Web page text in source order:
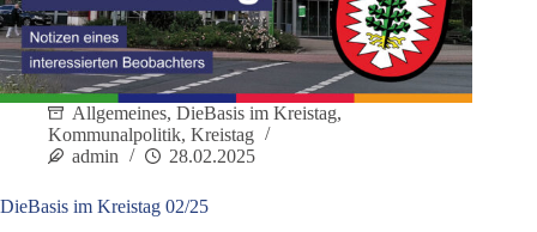
Allgemeines, DieBasis im Kreistag,
Kommunalpolitik, Kreistag
admin
28.02.2025
DieBasis im Kreistag 02/25